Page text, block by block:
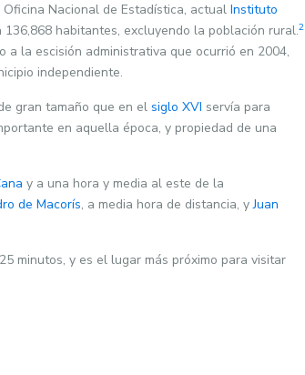
Nacional de Estadística, actual Instituto
habitantes, excluyendo la población rural.2
a la escisión administrativa que ocurrió en 2004,
independiente.
gran tamaño que en el siglo XVI servía para
en aquella época, y propiedad de una
y a una hora y media al este de la
de Macorís, a media hora de distancia, yJuan
minutos, y es el lugar más próximo para visitar